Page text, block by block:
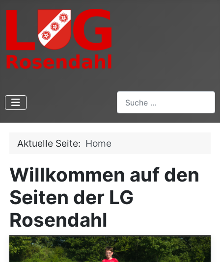
Suchen
Aktuelle Seite: Home
Willkommen auf den
Seiten der LG
Rosendahl